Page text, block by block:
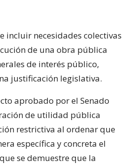
incluir necesidades colectivas
de una obra pública
de interés público,
justificación legislativa.
aprobado por el Senado
de utilidad pública
restrictiva al ordenar que
específica y concreta el
se demuestre que la